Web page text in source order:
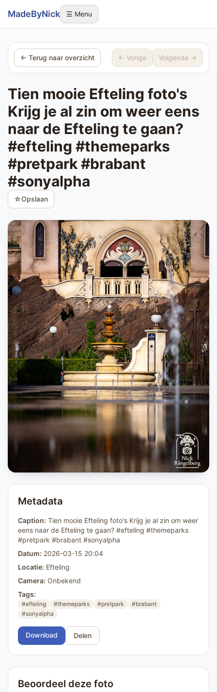
Sla navigatie over
MadeByNick ☰ Menu
← Terug naar overzicht ← Vorige Volgende →
Tien mooie Efteling foto's
Krijg je al zin om weer eens
naar de Efteling te gaan?
#efteling #themeparks
#pretpark #brabant
#sonyalpha
☆Opslaan
Metadata
Caption: Tien mooie Efteling foto's Krijg je al zin om weer
eens naar de Efteling te gaan? #efteling #themeparks
#pretpark #brabant #sonyalpha
Datum: 2026-03-15 20:04
Locatie: Efteling
Camera: Onbekend
Tags:
#efteling #themeparks #pretpark
#brabant
#sonyalpha
Download Delen
Beoordeel deze foto